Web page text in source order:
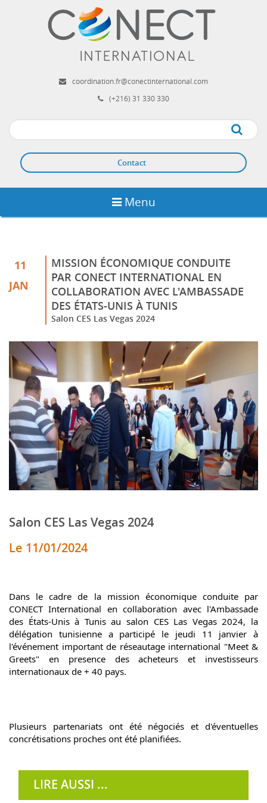
coordination.fr@conectinternational.com
(+216) 31 330 330
Apply
Contact
Menu
11
JAN
MISSION ÉCONOMIQUE CONDUITE
PAR CONECT INTERNATIONAL EN
COLLABORATION AVEC L'AMBASSADE
DES ÉTATS-UNIS À TUNIS
Salon CES Las Vegas 2024
Salon CES Las Vegas 2024
Le 11/01/2024
Dans le cadre de la mission économique conduite par
CONECT International en collaboration avec l'Ambassade
des États-Unis à Tunis au salon CES Las Vegas 2024, la
délégation tunisienne a participé le jeudi 11 janvier à
l'événement important de réseautage international "Meet &
Greets" en presence des acheteurs et investisseurs
internationaux de + 40 pays.
Plusieurs partenariats ont été négociés et d'éventuelles
concrétisations proches ont été planifiées.
LIRE AUSSI ...